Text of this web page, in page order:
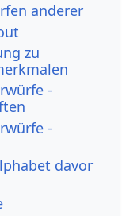
anderer
zu
-
-
davor